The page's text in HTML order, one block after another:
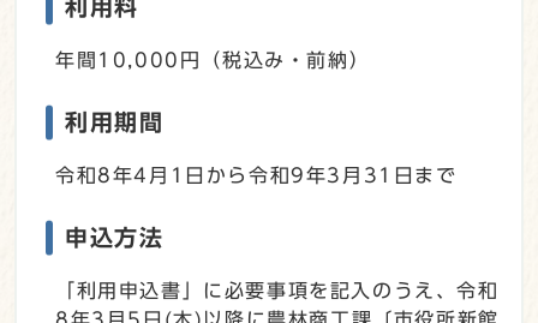
利用料
年間10,000円（税込み・前納）
利用期間
令和8年4月1日から令和9年3月31日まで
申込方法
「利用申込書」に必要事項を記入のうえ、令和